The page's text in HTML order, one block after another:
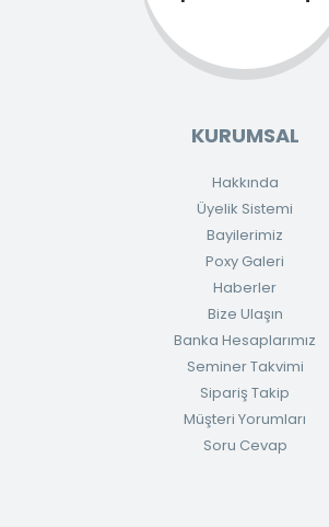
KURUMSAL
Hakkında
Üyelik Sistemi
Bayilerimiz
Poxy Galeri
Haberler
Bize Ulaşın
Banka Hesaplarımız
Seminer Takvimi
Sipariş Takip
Müşteri Yorumları
Soru Cevap